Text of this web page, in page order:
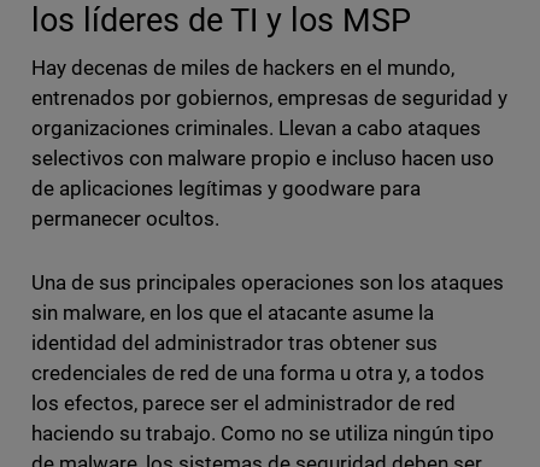
los líderes de TI y los MSP
Hay decenas de miles de hackers en el mundo,
entrenados por gobiernos, empresas de seguridad y
organizaciones criminales. Llevan a cabo ataques
selectivos con malware propio e incluso hacen uso
de aplicaciones legítimas y goodware para
permanecer ocultos.
Una de sus principales operaciones son los ataques
sin malware, en los que el atacante asume la
identidad del administrador tras obtener sus
credenciales de red de una forma u otra y, a todos
los efectos, parece ser el administrador de red
haciendo su trabajo. Como no se utiliza ningún tipo